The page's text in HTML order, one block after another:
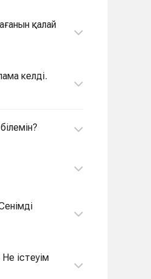
қалай
келді.
істеуім